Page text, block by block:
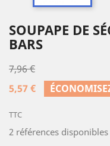
SOUPAPE DE
BARS
7,96 €
5,57 €
TTC
2 références disponibles